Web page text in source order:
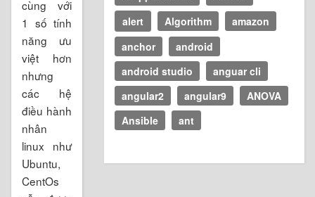
cùng với
1 số tính
năng ưu
việt hơn
nhưng
các hệ
điều hành
nhân
linux như
Ubuntu,
CentOs
alert
Algorithm
amazon
anchor
android
android studio
anguar cli
angular2
angular9
ANOVA
Ansible
ant